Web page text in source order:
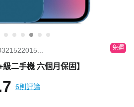
免運
二手機 六個月保固】
6則評論